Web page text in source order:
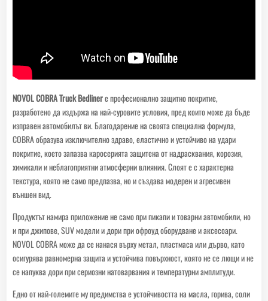
NOVOL COBRA Truck Bedlinerе професионално защитно покритие,
разработено да издържа на най-суровите условия, пред които може да бъде
изправен автомобилът ви. Благодарение на своята специална формула,
COBRA образува изключително здраво, еластично и устойчиво на удари
покритие, което запазва каросерията защитена от надрасквания, корозия,
химикали и неблагоприятни атмосферни влияния. Слоят е с характерна
текстура, която не само предпазва, но и създава модерен и агресивен
външен вид.
Продуктът намира приложение не само при пикапи и товарни автомобили, но
и при джипове, SUV модели и дори при офроуд оборудване и аксесоари.
NOVOL COBRA може да се нанася върху метал, пластмаса или дърво, като
осигурява равномерна защита и устойчива повърхност, която не се лющи и не
се напуква дори при сериозни натоварвания и температурни амплитуди.
Едно от най-големите му предимства е устойчивостта на масла, горива, соли